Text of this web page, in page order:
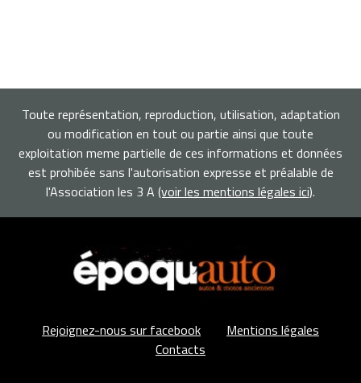
Toute représentation, reproduction, utilisation, adaptation
ou modification en tout ou partie ainsi que toute
exploitation meme partielle de ces informations et données
est prohibée sans l'autorisation expresse et préalable de
l'Association les 3 A (voir les mentions légales ici).
Rejoignez-nous sur facebook
Mentions légales
Contacts